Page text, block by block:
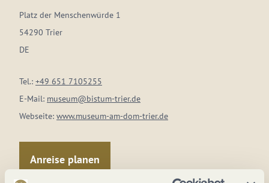
Platz der Menschenwürde 1
54290 Trier
DE
Tel.: +49 651 7105255
E-Mail: museum@bistum-trier.de
Webseite: www.museum-am-dom-trier.de
Anreise planen